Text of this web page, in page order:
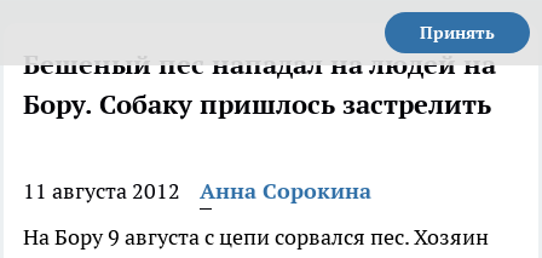
Принять
Бешеный пес нападал на людей на
Бору. Собаку пришлось застрелить
11 августа 2012
Анна Сорокина
На Бору 9 августа с цепи сорвался пес. Хозяин